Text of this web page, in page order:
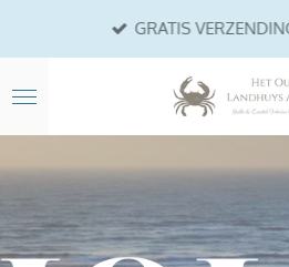
de
GRATIS